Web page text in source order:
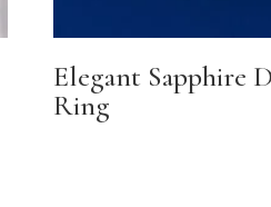
Elegant Sapphire
Ring